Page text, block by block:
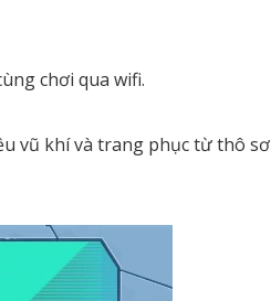
chơi qua wifi.
vũ khí và trang phục từ thô sơ